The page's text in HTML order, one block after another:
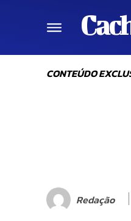
CONTEÚDO
Redação